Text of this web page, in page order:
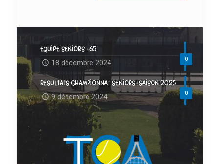
0
EQUIPE SENIORS +65
18 décembre 2024
0
RESULTATS CHAMPIONNAT SENIORS+SAISON 2025
9 décembre 2024